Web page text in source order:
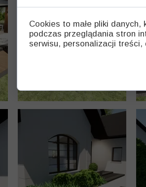
Cookies to małe pliki
podczas przeglądania stron
serwisu, personalizacji